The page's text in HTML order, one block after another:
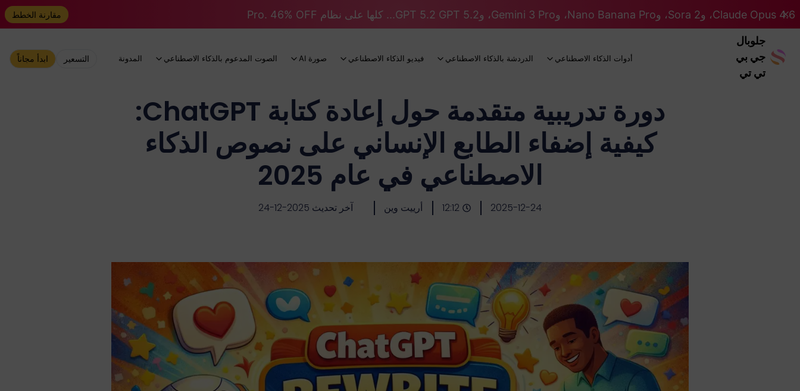
Claude Opus 4.6، وSora 2، وNano Banana Pro، وGemini 3 Pro، وGPT 5.2 GPT 5.2... كلها على نظام Pro. 46% OFF مقارنة الخطط
جلوبال
جي بي
تي تي
أدوات الذكاء الاصطناعي الدردشة بالذكاء الاصطناعي فيديو الذكاء الاصطناعي صورة AI الصوت المدعوم بالذكاء الاصطناعي المدونة التسعير ابدأ مجاناً
دورة تدريبية متقدمة حول إعادة كتابة ChatGPT:
كيفية إضفاء الطابع الإنساني على نصوص الذكاء
الاصطناعي في عام 2025
2025-12-24
12:12 أرييت وين آخر تحديث 2025-12-24